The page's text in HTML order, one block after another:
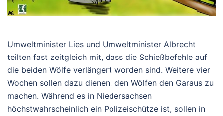
Umweltminister Lies und Umweltminister Albrecht
teilten fast zeitgleich mit, dass die Schießbefehle auf
die beiden Wölfe verlängert worden sind. Weitere vier
Wochen sollen dazu dienen, den Wölfen den Garaus zu
machen. Während es in Niedersachsen
höchstwahrscheinlich ein Polizeischütze ist, sollen in